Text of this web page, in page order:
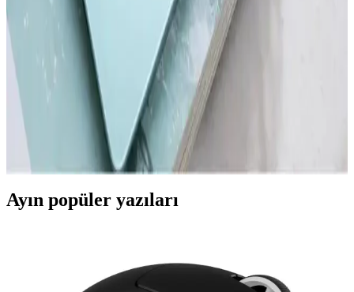
Akıllı telefon ve tabletlerde düzenli dosya temizliği, cihaz
performansını artırır ve depolama alanını genişletir. Güvenilir araçlar
ve doğru yöntemlerle gereksiz dosyalardan kurtulun.
Redmi'nin En Yeni Akıllı Telefon Modeli Hakkında
Güncel Bilgiler ve Beklentiler
Redmi'nin yeni modeli hakkında kesin detaylar henüz açıklanmadı,
ancak teknolojik gelişmeler ve piyasa stratejileri yüksek performans
ve yenilik vaat ediyor.
Ayın popüler yazıları